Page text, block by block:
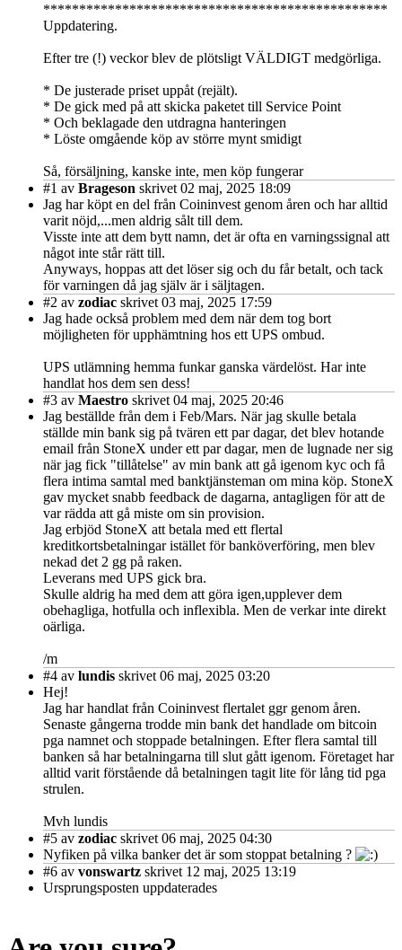
************************************************
Uppdatering.
Efter tre (!) veckor blev de plötsligt VÄLDIGT medgörliga.
* De justerade priset uppåt (rejält).
* De gick med på att skicka paketet till Service Point
* Och beklagade den utdragna hanteringen
* Löste omgående köp av större mynt smidigt
Så, försäljning, kanske inte, men köp fungerar
#1 av Brageson skrivet 02 maj, 2025 18:09
Jag har köpt en del från Coininvest genom åren och har alltid
varit nöjd,...men aldrig sålt till dem.
Visste inte att dem bytt namn, det är ofta en varningssignal att
något inte står rätt till.
Anyways, hoppas att det löser sig och du får betalt, och tack
för varningen då jag själv är i säljtagen.
#2 av zodiac skrivet 03 maj, 2025 17:59
Jag hade också problem med dem när dem tog bort
möjligheten för upphämtning hos ett UPS ombud.
UPS utlämning hemma funkar ganska värdelöst. Har inte
handlat hos dem sen dess!
#3 av Maestro skrivet 04 maj, 2025 20:46
Jag beställde från dem i Feb/Mars. När jag skulle betala
ställde min bank sig på tvären ett par dagar, det blev hotande
email från StoneX under ett par dagar, men de lugnade ner sig
när jag fick "tillåtelse" av min bank att gå igenom kyc och få
flera intima samtal med banktjänsteman om mina köp. StoneX
gav mycket snabb feedback de dagarna, antagligen för att de
var rädda att gå miste om sin provision.
Jag erbjöd StoneX att betala med ett flertal
kreditkortsbetalningar istället för banköverföring, men blev
nekad det 2 gg på raken.
Leverans med UPS gick bra.
Skulle aldrig ha med dem att göra igen,upplever dem
obehagliga, hotfulla och inflexibla. Men de verkar inte direkt
oärliga.
/m
#4 av lundis skrivet 06 maj, 2025 03:20
Hej!
Jag har handlat från Coininvest flertalet ggr genom åren.
Senaste gångerna trodde min bank det handlade om bitcoin
pga namnet och stoppade betalningen. Efter flera samtal till
banken så har betalningarna till slut gått igenom. Företaget har
alltid varit förstående då betalningen tagit lite för lång tid pga
strulen.
Mvh lundis
#5 av zodiac skrivet 06 maj, 2025 04:30
Nyfiken på vilka banker det är som stoppat betalning ?
#6 av vonswartz skrivet 12 maj, 2025 13:19
Ursprungsposten uppdaterades